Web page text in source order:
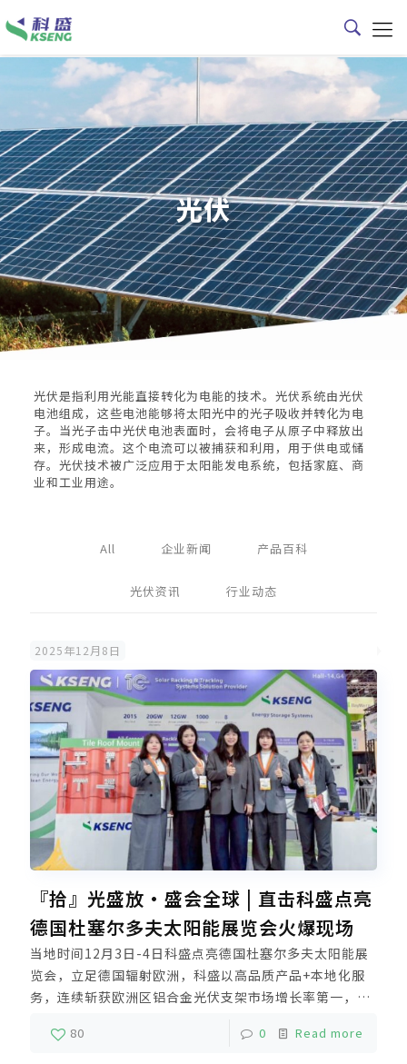
光伏
光伏是指利用光能直接转化为电能的技术。光伏系统由光伏
电池组成，这些电池能够将太阳光中的光子吸收并转化为电
子。当光子击中光伏电池表面时，会将电子从原子中释放出
来，形成电流。这个电流可以被捕获和利用，用于供电或储
存。光伏技术被广泛应用于太阳能发电系统，包括家庭、商
业和工业用途。
All 企业新闻 产品百科
光伏资讯 行业动态
2025年12月8日
『拾』光盛放·盛会全球 | 直击科盛点亮
德国杜塞尔多夫太阳能展览会火爆现场
当地时间12月3日-4日科盛点亮德国杜塞尔多夫太阳能展
览会，立足德国辐射欧洲，科盛以高品质产品+本地化服
务，连续斩获欧洲区铝合金光伏支架市场增长率第一，此
次展会，曝光激增、引流无数，与全世界新能源追光者相
聚相识，共同见证东西方智慧的和谐交响，携手开启可持
80 0 Read more